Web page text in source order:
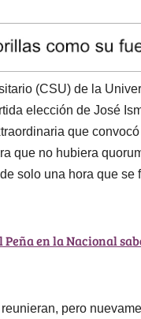
(CSU) de la
elección de José
que
que no hubiera
solo una hora que se
Peña en la Nacional
pero